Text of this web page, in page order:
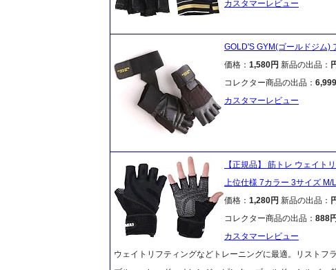
カスタマーレビュー
GOLD'S GYM(ゴールドジム)
価格： 1,580円 新品の出品：
コレクター商品の出品：
カスタマーレビュー
【正規品】 筋トレ ウェイト
上位仕様 7カラー 3サイズ M/
価格： 1,280円 新品の出品：
コレクター商品の出品： 888円
カスタマーレビュー
ウェイトリフティングなどトレーニングに最適。リスト